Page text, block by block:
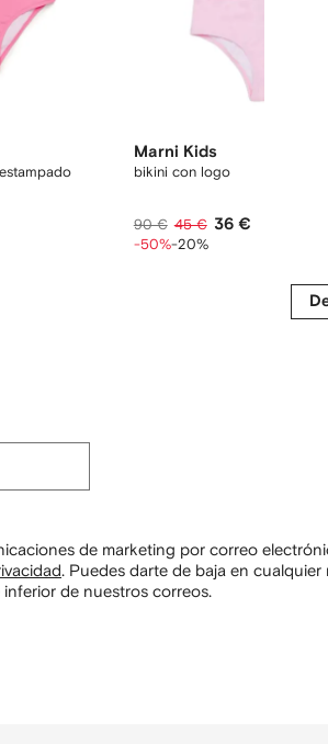
Marni Kids
bikini con logo
90 € 45 € 36 €
-50%-20%
de marketing por correo
Puedes darte de baja en cualquier
de nuestros correos.